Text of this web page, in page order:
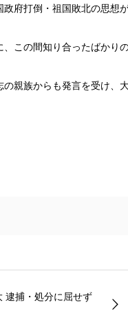
府打倒・祖国敗北の思想
この間知り合ったばかり
親族からも発言を受け、
捕・処分に屈せず